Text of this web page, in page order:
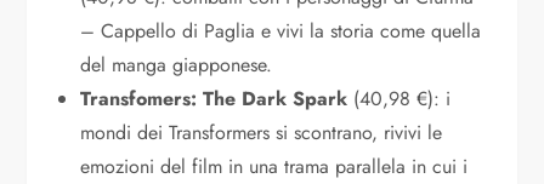
– Cappello di Paglia e vivi la storia come quella
del manga giapponese.
Transfomers: The Dark Spark (40,98 €): i
mondi dei Transformers si scontrano, rivivi le
emozioni del film in una trama parallela in cui i